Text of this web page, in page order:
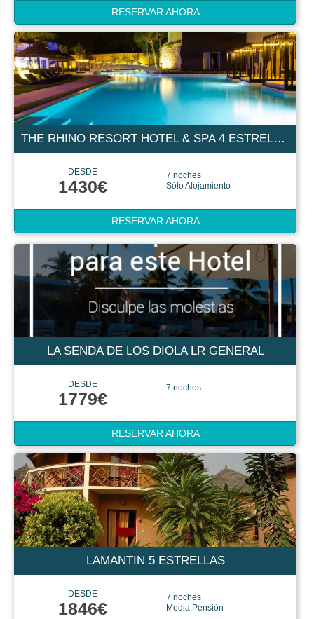
RESERVAR AHORA
THE RHINO RESORT HOTEL & SPA 4 ESTRELLAS
DESDE
1430€
7 noches
Sólo Alojamiento
RESERVAR AHORA
LA SENDA DE LOS DIOLA LR GENERAL
DESDE
1779€
7 noches
RESERVAR AHORA
LAMANTIN 5 ESTRELLAS
DESDE
1846€
7 noches
Media Pensión